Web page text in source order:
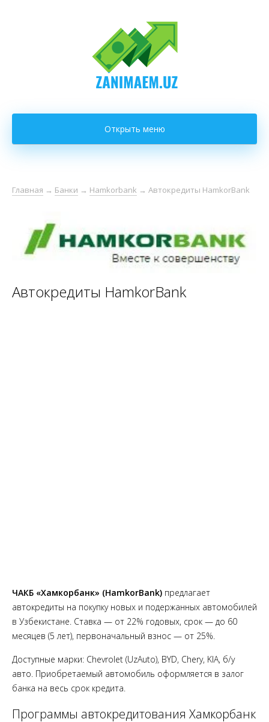
Открыть меню
Главная → Банки → Hamkorbank → Автокредиты HamkorBank
Автокредиты HamkorBank
ЧАКБ «Хамкорбанк» (HamkorBank) предлагает
автокредиты на покупку новых и подержанных автомобилей
в Узбекистане. Ставка — от 22% годовых, срок — до 60
месяцев (5 лет), первоначальный взнос — от 25%.
Доступные марки: Chevrolet (UzAuto), BYD, Chery, KIA, б/у
авто. Приобретаемый автомобиль оформляется в залог
банка на весь срок кредита.
Программы автокредитования Хамкорбанк